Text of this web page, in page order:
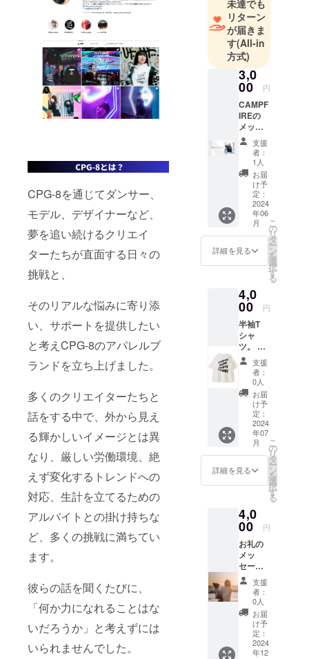
CPG-8を通じてダンサー、
モデル、デザイナーなど、
夢を追い続けるクリエイ
ターたちが直面する日々の
挑戦と、
そのリアルな悩みに寄り添
い、サポートを提供したい
と考えCPG-8のアパレルブ
ランドを立ち上げました。
多くのクリエイターたちと
話をする中で、外から見え
る輝かしいイメージとは異
なり、厳しい労働環境、絶
えず変化するトレンドへの
対応、生計を立てるための
アルバイトとの掛け持ちな
ど、多くの挑戦に満ちてい
ます。
彼らの話を聞くたびに、
「何か力になれることはな
いだろうか」と考えずには
いられませんでした。
ンクの世界
観を取り入
れたコンセ
プトでユニ
セックスの
ストリート
カジュアル
なアイテム
を製作して
ます。
ショップは
baseにて興
味ある方が
いれば
チェックお
願いいたし
ます。🔗
未達でも
リターン
が届きま
す(All-in
方式)
3,0
00 円
CAMPF
IREの
メッ
セージ
機能に
てお送
りさせ
ていた
だきま
す。
支援
者：
1人
お届
け予
定：
2024
年06
月
詳細を見る
こ
の
リ
タ
ー
ン
を
選
択
す
る
4,0
00 円
半袖T
シャ
ツ。 男
女問わ
ず着る
ことが
可能で
す。 サ
イズ詳
細は本
文をご
覧くだ
さい。
備考欄
にご希
望のサ
（S、
M、L）
でお選
びくだ
さい。
ご指定
の住所
に2024
年7月以
降順次
発送い
たしま
す。
支援
者：
0人
お届
け予
定：
2024
年07
月
詳細を見る
こ
の
リ
タ
ー
ン
を
選
択
す
る
4,0
00 円
お礼の
メッ
セージ
も兼ね
て自分
も３１
歳に
なって
周りの
知人や
友人も
支援
者：
0人
お届
け予
定：
2024
年12